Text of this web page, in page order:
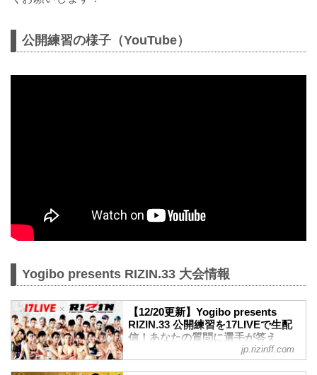
公開練習の様子（YouTube）
Yogibo presents RIZIN.33 大会情報
【12/20更新】Yogibo presents
RIZIN.33 公開練習を17LIVEで生配
信！あなたの質問に選手が答え
る？！ - RIZIN FIGHTING
FEDERATION オフィシャルサイト
jp.rizinff.com